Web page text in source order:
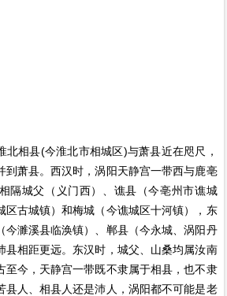
相县(今淮北市相城区)与萧县近在咫尺，
到萧县。西汉时，涡阳天静宫一带西与鹿亳
隔城父（义门西）、谯县（今亳州市谯城
区古城镇）和梅城（今谯城区十河镇），东
今濉溪县临涣镇）、郸县（今永城、涡阳丹
县相距更远。东汉时，城父、山桑均属汝南
至今，天静宫一带既不隶属于相县，也不隶
县人、相县人还是沛人，涡阳都不可能是老